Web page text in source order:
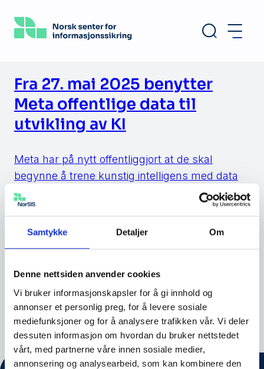
Samtykke Detaljer Om
Denne nettsiden anvender cookies
Vi bruker informasjonskapsler for å gi innhold og
annonser et personlig preg, for å levere sosiale
mediefunksjoner og for å analysere trafikken vår. Vi deler
dessuten informasjon om hvordan du bruker nettstedet
vårt, med partnerne våre innen sosiale medier,
annonsering og analysearbeid, som kan kombinere den
hovedinnhold
Fra 27. mai 2025 benytter
Meta offentlige data til
utvikling av KI
Meta har på nytt offentliggjort at de skal
begynne å trene kunstig intelligens med data
fra sine brukere i EØS. Da endringen ble
annonsert forrige gang, ble oppstarten utsatt
på grunn av press fra flere hold. Denne
Nyhet28.04.2025